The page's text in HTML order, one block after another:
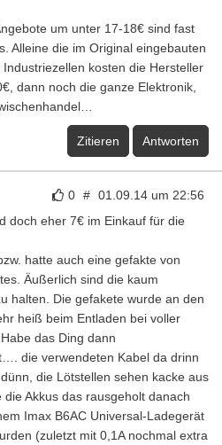
um unter 17-18€ sind fast
Alleine die im Original eingebauten
kosten die Hersteller
dann noch die ganze Elektronik,
Zitieren Antworten
0 # 01.09.14 um 22:56
doch eher 7€ im Einkauf für die
hatte auch eine gefakte von
Äußerlich sind die kaum
halten. Die gefakete wurde an den
heiß beim Entladen bei voller
das Ding dann
die verwendeten Kabel da drinn
die Lötstellen sehen kacke aus
die Akkus das rausgeholt danach
Imax B6AC Universal-Ladegerät
(zuletzt mit 0,1A nochmal extra